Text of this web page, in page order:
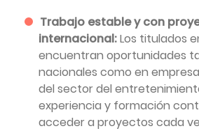
Trabajo estable y con
internacional:Los titulados
encuentran oportunidades
nacionales como en
del sector del
experiencia y formación
acceder a proyectos cada